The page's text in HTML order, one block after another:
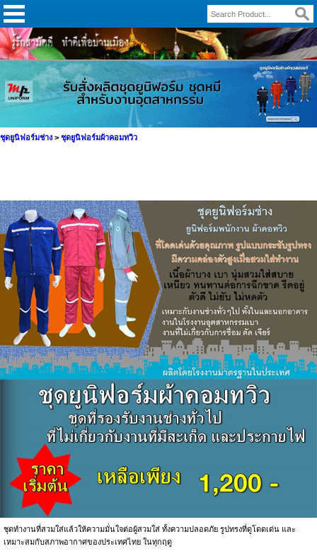
ชุดยูนิฟอร์มช่าง > ชุดยูนิฟอร์มผ้าคอมทวิว
ชุดทำงานที่สวมใส่แล้วให้ความมั่นใจต่อผู้สวมใส่ ทั้งความปลอดภัย รูปทรงที่ดูโดดเด่น และ
เหมาะสมกับสภาพอากาศของประเทศไทย ในทุกฤดู